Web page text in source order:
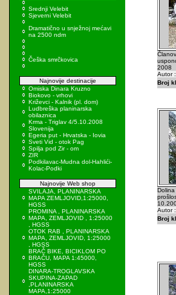
Srednji Velebit
Sjeverni Velebit
Dramatično u snježnoj mećavi
na 2500 ndm
Češka smrčkovica
Najnovije destinacije
Omiska Dinara Kruzno
Biokovo - vrhovi
Križevci - Kalnik (pl. dom)
Ludbreška planinarska
obilaznica
Krma - Triglav 4/5.10.2008
Slovenija
Egeria put - Hrvatska - Iovia
Sveti Vid - otok Pag
Spilja pod Zir - om
ZIR
Podkilavac-Mudna dol-Hahlići-
Kolac-Podki
Najnovije Web shop
SVILAJA, PLANINARSKA
MAPA ZEMLJOVID,1:25000,
HGSS
PROMINA , PLANINARSKA
MAPA, ZEMLJOVID , 1:25000
, HGSS
OTOK RAB , PLANINARSKA
MAPA, ZEMLJOVID, 1:25000
, HGSS
BRAČ BIKE, BICIKLOM PO
BRAČU, MAPA 1:45000,
HGSS
DINARA-TROGLAVSKA
SKUPINA-ZAPAD
,PLANINARSKA
MAPA,1:25000
2008
Autor
Broj
Autor
Broj